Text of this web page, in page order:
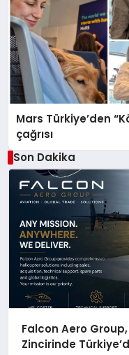
Mars Türkiye’den
çağrısı
Son Dakika
Falcon Aero
Zincirinde